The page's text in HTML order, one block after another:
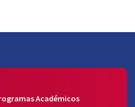
Académicos